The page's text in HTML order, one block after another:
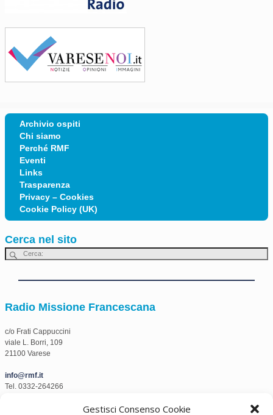
Gestisci Consenso Cookie
Archivio ospiti
Chi siamo
Perché RMF
Eventi
Links
Trasparenza
Privacy – Cookies
Cookie Policy (UK)
Cerca nel sito
Radio Missione Francescana
c/o Frati Cappuccini
viale L. Borri, 109
21100 Varese
info@rmf.it
Tel. 0332-264266